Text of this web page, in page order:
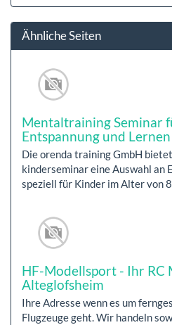
Ähnliche Seiten
Mentaltraining Seminar
Entspannung und
Die orenda training GmbH
kinderseminar eine Auswahl an
speziell für Kinder im Alter von
HF-Modellsport - Ihr RC
Alteglofsheim
Ihre Adresse wenn es um
Flugzeuge geht. Wir handeln